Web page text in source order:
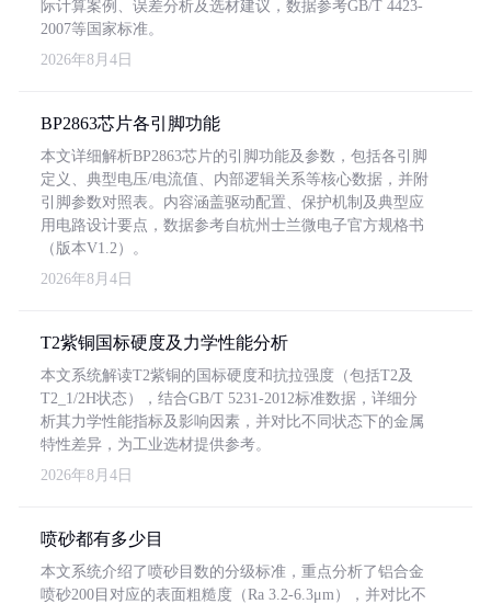
际计算案例、误差分析及选材建议，数据参考GB/T 4423-
2007等国家标准。
2026年8月4日
BP2863芯片各引脚功能
本文详细解析BP2863芯片的引脚功能及参数，包括各引脚
定义、典型电压/电流值、内部逻辑关系等核心数据，并附
引脚参数对照表。内容涵盖驱动配置、保护机制及典型应
用电路设计要点，数据参考自杭州士兰微电子官方规格书
（版本V1.2）。
2026年8月4日
T2紫铜国标硬度及力学性能分析
本文系统解读T2紫铜的国标硬度和抗拉强度（包括T2及
T2_1/2H状态），结合GB/T 5231-2012标准数据，详细分
析其力学性能指标及影响因素，并对比不同状态下的金属
特性差异，为工业选材提供参考。
2026年8月4日
喷砂都有多少目
本文系统介绍了喷砂目数的分级标准，重点分析了铝合金
喷砂200目对应的表面粗糙度（Ra 3.2-6.3μm），并对比不